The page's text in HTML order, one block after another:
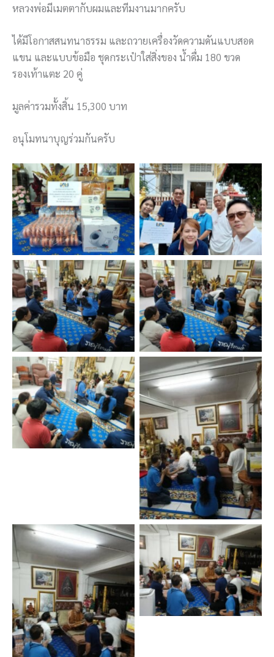
หลวงพ่อมีเมตตากับผมและทีมงานมากครับ
ได้มีโอกาสสนทนาธรรม และถวายเครื่องวัดความดันแบบสอด
แขน และแบบข้อมือ ชุดกระเป๋าใส่สิ่งของ น้ำดื่ม 180 ขวด
รองเท้าแตะ 20 คู่
มูลค่ารวมทั้งสิ้น 15,300 บาท
อนุโมทนาบุญร่วมกันครับ